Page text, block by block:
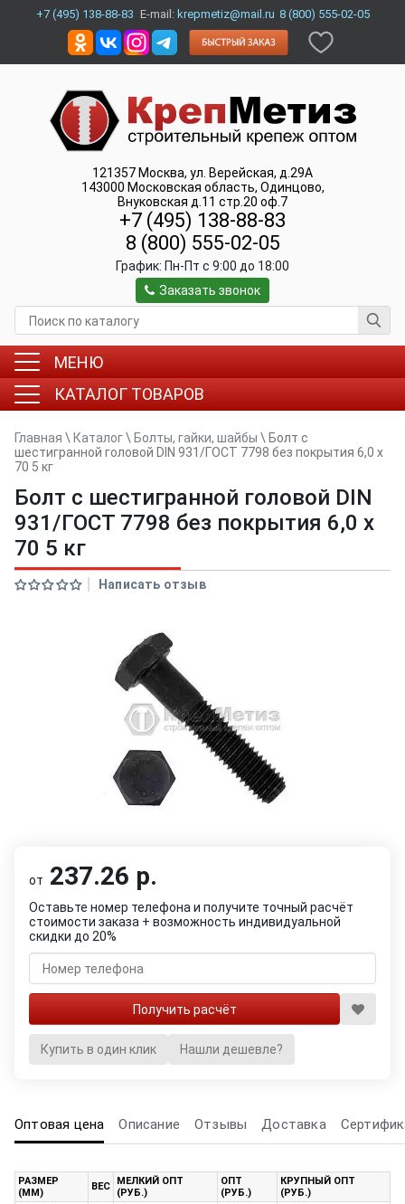
+7 (495) 138-88-83 E-mail: krepmetiz@mail.ru 8 (800) 555-02-05
121357 Москва, ул. Верейская, д.29А
143000 Московская область, Одинцово,
Внуковская д.11 стр.20 оф.7
+7 (495) 138-88-83
8 (800) 555-02-05
График: Пн-Пт c 9:00 до 18:00
Заказать звонок
МЕНЮ
КАТАЛОГ ТОВАРОВ
Главная \ Каталог\ Болты, гайки, шайбы \ Болт с
шестигранной головой DIN 931/ГОСТ 7798 без покрытия 6,0 x
70 5 кг
Болт с шестигранной головой DIN
931/ГОСТ 7798 без покрытия 6,0 x
70 5 кг
Написать отзыв
от 237.26 р.
Оставьте номер телефона и получите точный расчёт
стоимости заказа + возможность индивидуальной
скидки до 20%
Купить в один клик Нашли дешевле?
Оптовая цена Описание Отзывы Доставка
РАЗМЕР
(ММ)
ВЕС
МЕЛКИЙ ОПТ
(РУБ.)
ОПТ
(РУБ.)
КРУПНЫЙ ОПТ
(РУБ.)